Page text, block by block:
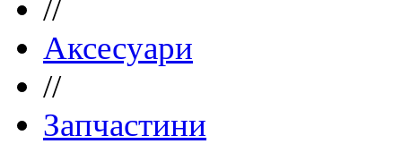
//
Аксесуари
//
Запчастини